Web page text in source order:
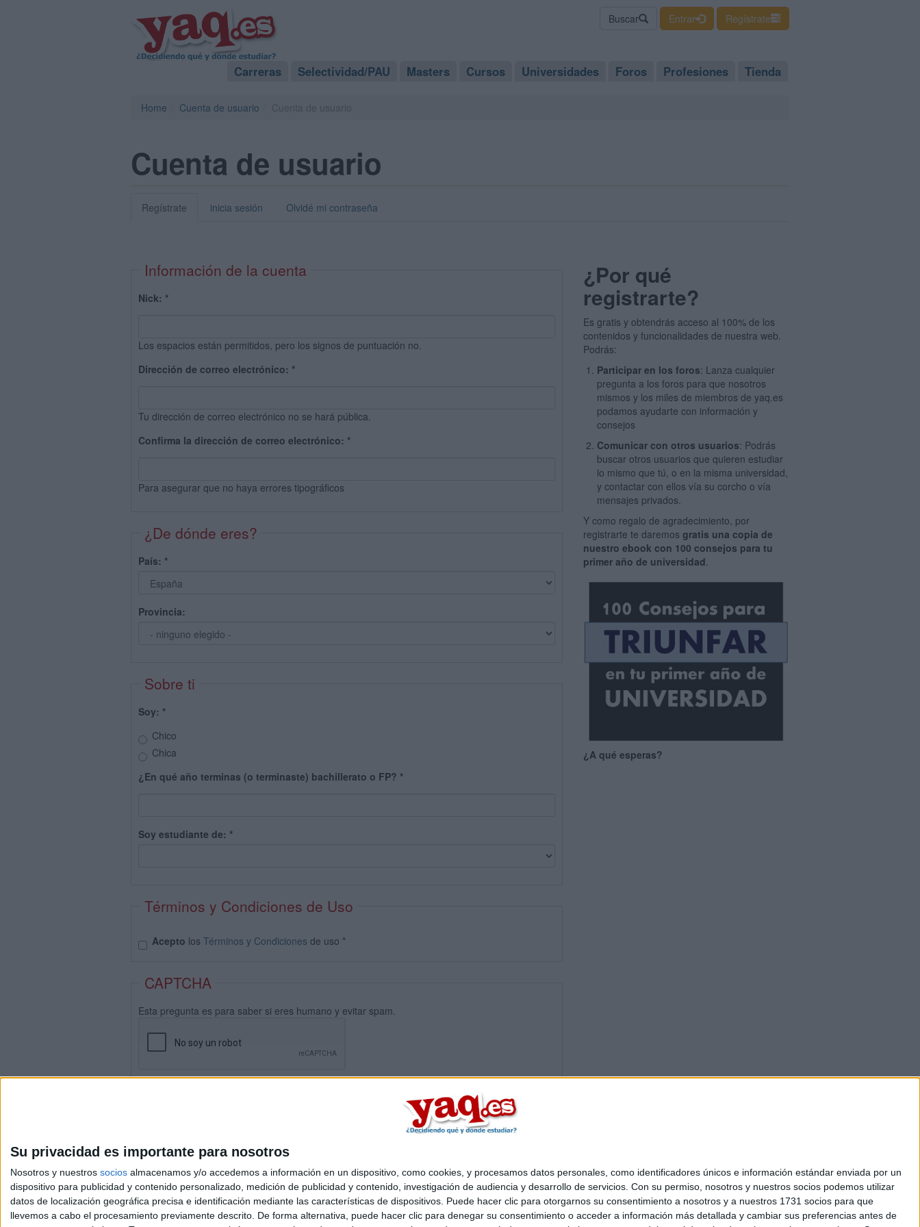
Su privacidad es importante para nosotros
Nosotros y nuestros socios almacenamos y/o accedemos a información en un dispositivo, como cookies, y procesamos datos personales, como identificadores únicos e información estándar enviada por un
dispositivo para publicidad y contenido personalizado, medición de publicidad y contenido, investigación de audiencia y desarrollo de servicios. Con su permiso, nosotros y nuestros socios podemos utilizar
datos de localización geográfica precisa e identificación mediante las características de dispositivos. Puede hacer clic para otorgarnos su consentimiento a nosotros y a nuestros 1731 socios para que
llevemos a cabo el procesamiento previamente descrito. De forma alternativa, puede hacer clic para denegar su consentimiento o acceder a información más detallada y cambiar sus preferencias antes de
Buscar Entrar Regístrate
Carreras Selectividad/PAU Masters Cursos Universidades Foros Profesiones Tienda
Home Cuenta de usuario
Cuenta de usuario
Regístrate inicia sesión Olvidé mi contraseña
Información de la cuenta
Nick: *
Los espacios están permitidos, pero los signos de puntuación no.
Dirección de correo electrónico: *
Tu dirección de correo electrónico no se hará pública.
Confirma la dirección de correo electrónico: *
Para asegurar que no haya errores tipográficos
¿De dónde eres?
País: *
Provincia:
Sobre ti
Soy: *
Chico
Chica
¿En qué año terminas (o terminaste) bachillerato o FP? *
Soy estudiante de: *
Términos y Condiciones de Uso
Acepto los Términos y Condiciones de uso *
CAPTCHA
Esta pregunta es para saber si eres humano y evitar spam.
¿Por qué
registrarte?
Es gratis y obtendrás acceso al 100% de los
contenidos y funcionalidades de nuestra web.
Podrás:
Participar en los foros: Lanza cualquier
pregunta a los foros para que nosotros
mismos y los miles de miembros de yaq.es
podamos ayudarte con información y
consejos
Comunicar con otros usuarios: Podrás
buscar otros usuarios que quieren estudiar
lo mismo que tú, o en la misma universidad,
y contactar con ellos vía su corcho o vía
mensajes privados.
Y como regalo de agradecimiento, por
registrarte te daremosgratis una copia de
nuestro ebook con 100 consejos para tu
primer año de universidad.
¿A qué esperas?
Quiénes somos |Contactar| Anúnciate
Aviso legal|Politica de privacidad|Condiciones generales|Política de cookies